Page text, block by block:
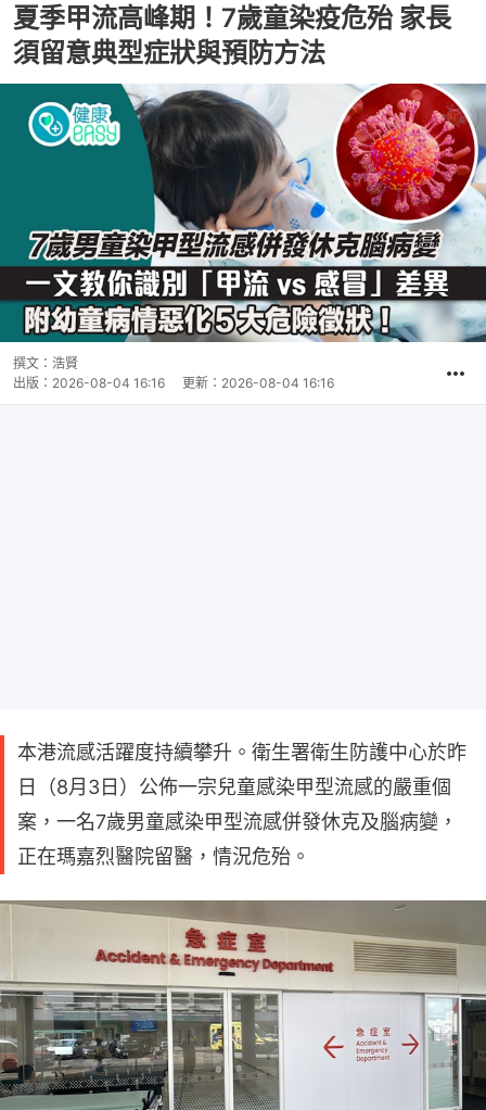
夏季甲流高峰期！7歲童染疫危殆 家長
須留意典型症狀與預防方法
撰文： 浩賢
出版： 2026-08-04 16:16 更新： 2026-08-04 16:16
本港流感活躍度持續攀升。衛生署衛生防護中心於昨
日（8月3日）公佈一宗兒童感染甲型流感的嚴重個
案，一名7歲男童感染甲型流感併發休克及腦病變，
正在瑪嘉烈醫院留醫，情況危殆。